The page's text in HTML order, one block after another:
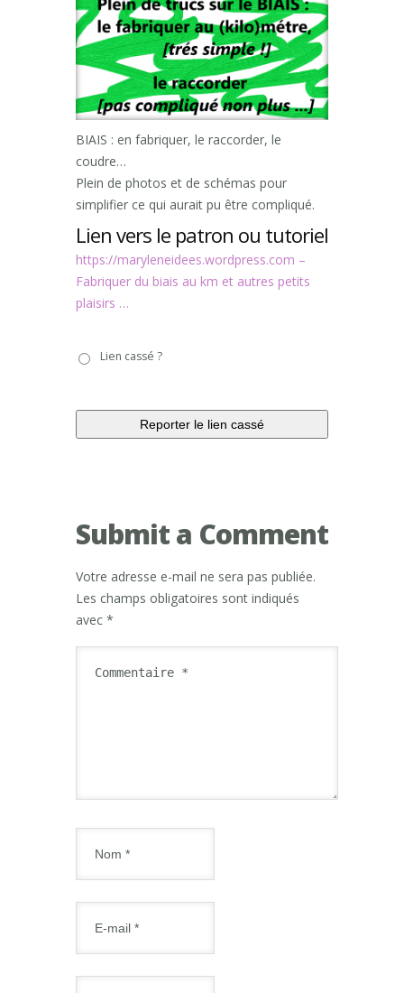
BIAIS : en fabriquer, le raccorder, le
coudre…
Plein de photos et de schémas pour
simplifier ce qui aurait pu être compliqué.
Lien vers le patron ou tutoriel
https://maryleneidees.wordpress.com –
Fabriquer du biais au km et autres petits
plaisirs …
casséLien cassé ?
Submit a Comment
Votre adresse e-mail ne sera pas publiée.
Les champs obligatoires sont indiqués
avec *